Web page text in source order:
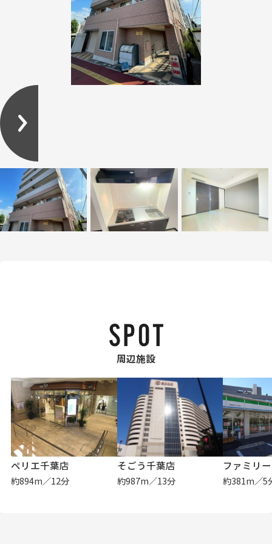
周辺施設
ペリエ千葉店
約894m／12分
そごう千葉店
約987m／13分 約381m／5